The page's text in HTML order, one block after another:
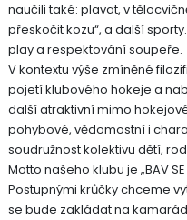
naučili také: plavat, v
přeskočit kozu“, a další
play a respektování soupeře.
V kontextu výše zmíněné
pojetí klubového hokeje a
další atraktivní mimo
pohybové, vědomostní i
soudružnost kolektivu dětí,
Motto našeho klubu je „BAV SE
Postupnými krůčky chceme
se bude zakládat na